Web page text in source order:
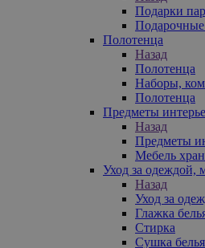
Подарки
Полотенца
Назад
Полотенца
Наборы,
Полотенца
Предметы
Назад
Предметы
Мебель
Уход за одеждой,
Назад
Уход за
Глажка
Стирка
Сушка белья